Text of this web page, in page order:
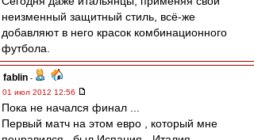
неизменный защитный стиль, всё-же
добавляют в него красок комбинационного
футбола.
fablin -
01 июл 2012 12:56
Пока не начался финал ...
Первый матч на этом евро , который мне